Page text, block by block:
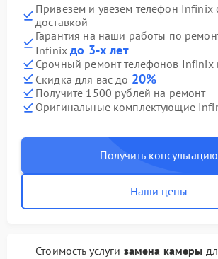
Привезем и увезем телефон Infinix
доставкой
Гарантия на наши работы по
Infinixдо 3-х лет
Срочный ремонт телефонов Infinix
Скидка для вас до 20%
Получите 1500 рублей на ремонт
Оригинальные комплектующие
Получить консультацию
Наши цены
Стоимость услуги замена камеры